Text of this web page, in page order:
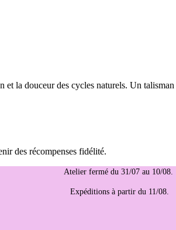
la douceur des cycles naturels. Un
des récompenses fidélité.
Atelier fermé du 31/07 au 10/08.
Expéditions à partir du 11/08.